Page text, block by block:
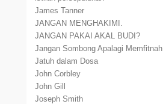
James Tanner
JANGAN MENGHAKIMI.
JANGAN PAKAI AKAL BUDI?
Jangan Sombong Apalagi Memfitnah
Jatuh dalam Dosa
John Corbley
John Gill
Joseph Smith